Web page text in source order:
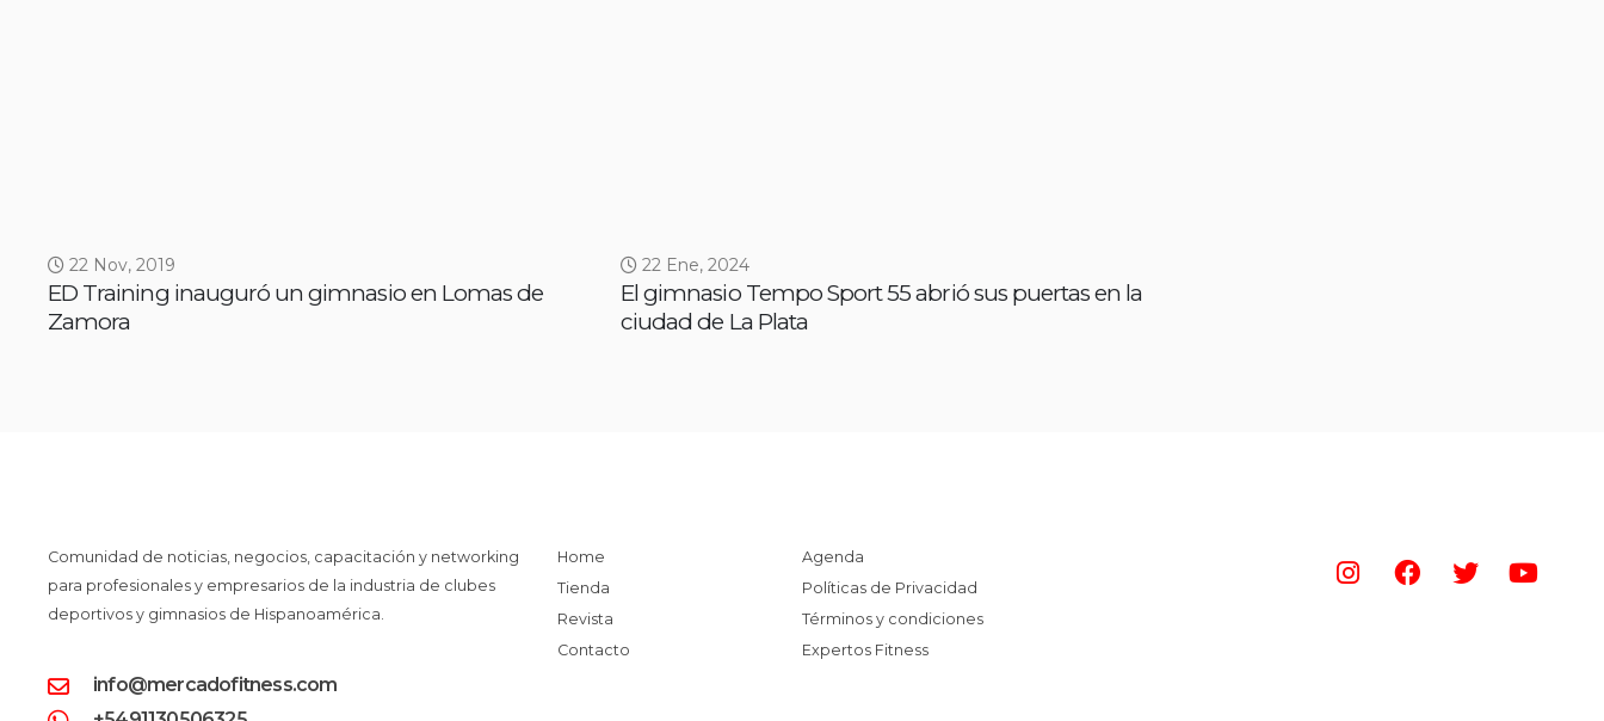
22 Nov, 2019
ED Training inauguró un gimnasio en Lomas de
Zamora
22 Ene, 2024
El gimnasio Tempo Sport 55 abrió sus puertas en la
ciudad de La Plata
Comunidad de noticias, negocios, capacitación y networking
para profesionales y empresarios de la industria de clubes
deportivos y gimnasios de Hispanoamérica.
info@mercadofitness.com
Home
Tienda
Revista
Contacto
Agenda
Políticas de Privacidad
Términos y condiciones
Expertos Fitness